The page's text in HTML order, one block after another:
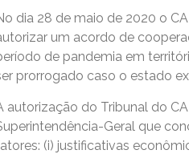
dia 28 de maio de 2020 o
um acordo de
de pandemia em
prorrogado caso o estado
autorização do Tribunal do
Geral que
(i) justificativas